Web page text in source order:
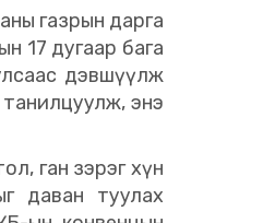
газрын дарга
17 дугаар бага
дэвшүүлж
танилцуулж, энэ
ган зэрэг хүн
даван туулах